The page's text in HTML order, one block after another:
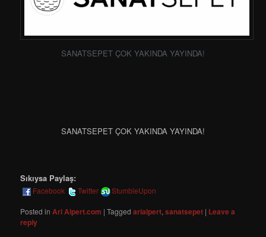
SANATSEPET ÇOK YAKINDA YAYINDA!
SANATSEPET ÇOK YAKINDA YAYINDA!
Sıkıysa Paylaş:
Facebook Twitter StumbleUpon
Posted in Ari Alpert.com |Tagged arialpert,sanatsepet | Leave a
reply